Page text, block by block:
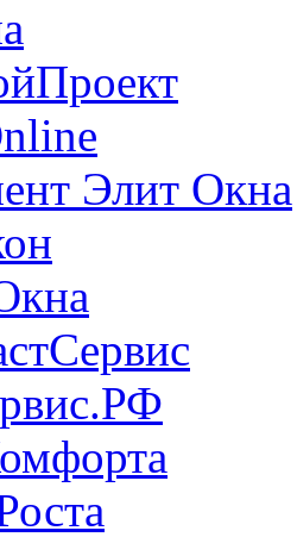
Элит Окна